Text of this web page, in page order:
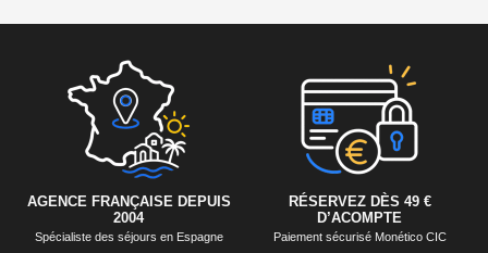
AGENCE FRANÇAISE DEPUIS
2004
Spécialiste des séjours en Espagne
RÉSERVEZ DÈS 49 €
D’ACOMPTE
Paiement sécurisé Monético CIC